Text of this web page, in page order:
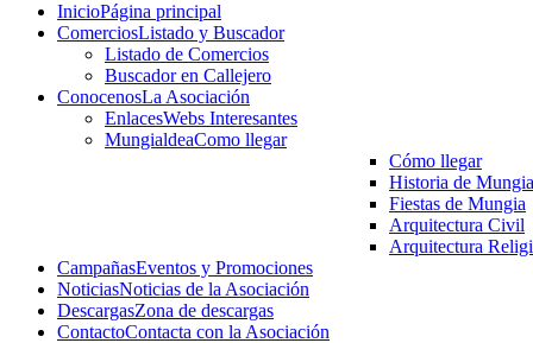
InicioPágina principal
ComerciosListado y Buscador
Listado de Comercios
Buscador en Callejero
ConocenosLa Asociación
EnlacesWebs Interesantes
MungialdeaComo llegar
Cómo llegar
Historia de Mungia
Fiestas de Mungia
Arquitectura Civil
Arquitectura
CampañasEventos y Promociones
NoticiasNoticias de la Asociación
DescargasZona de descargas
ContactoContacta con la Asociación